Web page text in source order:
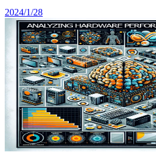
2024/1/28